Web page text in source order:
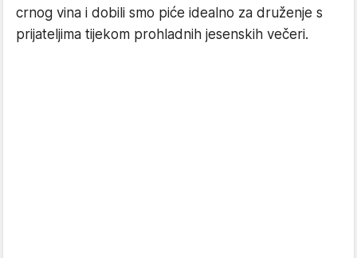
crnog vina i dobili smo piće idealno za druženje s
prijateljima tijekom prohladnih jesenskih večeri.